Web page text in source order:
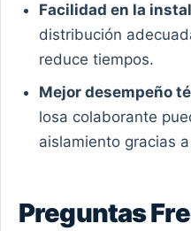
Facilidad en la
distribución
reduce tiempos.
Mejor desempeño
losa colaborante
aislamiento gracias
Preguntas